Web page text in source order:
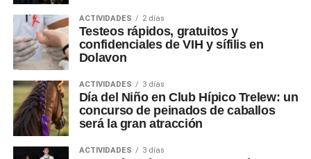
ACTIVIDADES 2 días
Testeos rápidos, gratuitos y
confidenciales de VIH y sífilis en
Dolavon
ACTIVIDADES 3 días
Día del Niño en Club Hípico Trelew: un
concurso de peinados de caballos
será la gran atracción
ACTIVIDADES 3 días